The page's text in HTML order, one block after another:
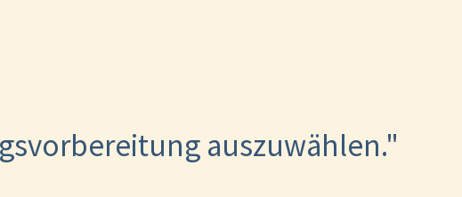
auszuwählen."